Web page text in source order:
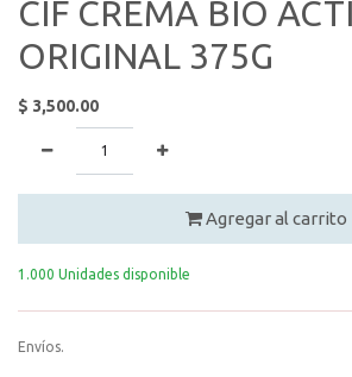
CIF CREMA BIO
ORIGINAL 375G
$ 3,500.00
Agregar al carrito
1.000 Unidades disponible
Envíos.